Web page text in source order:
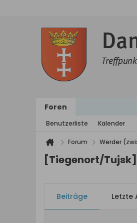
Foren
Benutzerliste Kalender
Forum Werder
[Tiegenort/
Beiträge Letzte